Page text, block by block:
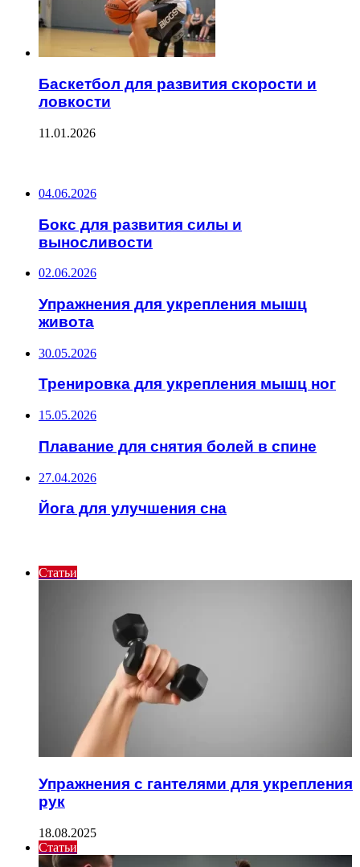
Баскетбол для развития скорости и
ловкости
11.01.2026
04.06.2026
Бокс для развития силы и
выносливости
02.06.2026
Упражнения для укрепления мышц
живота
30.05.2026
Тренировка для укрепления мышц ног
15.05.2026
Плавание для снятия болей в спине
27.04.2026
Йога для улучшения сна
Статьи
Упражнения с гантелями для укрепления
рук
18.08.2025
Статьи